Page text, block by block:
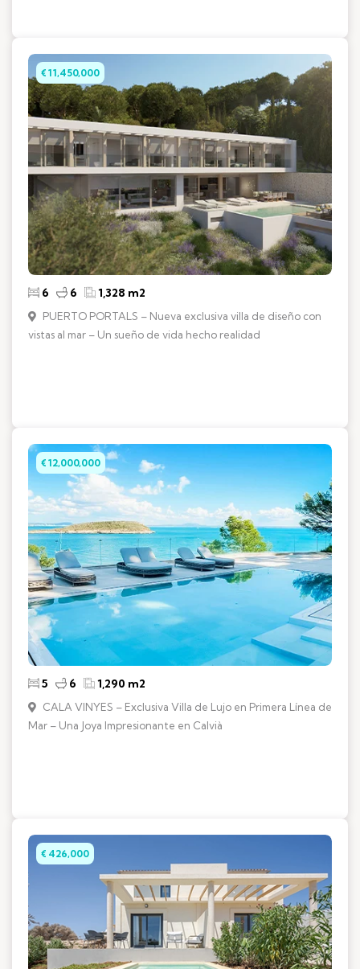
€ 11,450,000
6 6 1,328 m2
PUERTO PORTALS – Nueva exclusiva villa de diseño con
vistas al mar – Un sueño de vida hecho realidad
€ 12,000,000
5 6 1,290 m2
CALA VINYES – Exclusiva Villa de Lujo en Primera Línea de
Mar – Una Joya Impresionante en Calvià
€ 426,000